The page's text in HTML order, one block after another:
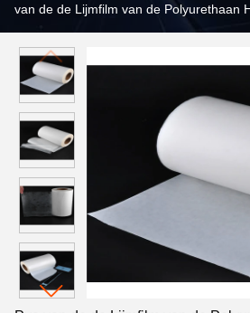
van de de Lijmfilm van de Polyurethaan